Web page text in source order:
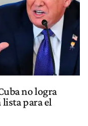
no logra
lista para el